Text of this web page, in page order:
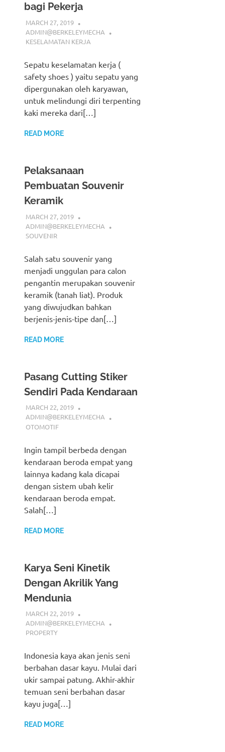
bagi Pekerja
MARCH 27, 2019
ADMIN@BERKELEYMECHA
KESELAMATAN KERJA
Sepatu keselamatan kerja (
safety shoes ) yaitu sepatu yang
dipergunakan oleh karyawan,
untuk melindungi diri terpenting
kaki mereka dari[…]
READ MORE
Pelaksanaan
Pembuatan Souvenir
Keramik
MARCH 27, 2019
ADMIN@BERKELEYMECHA
SOUVENIR
Salah satu souvenir yang
menjadi unggulan para calon
pengantin merupakan souvenir
keramik (tanah liat). Produk
yang diwujudkan bahkan
berjenis-jenis-tipe dan[…]
READ MORE
Pasang Cutting Stiker
Sendiri Pada Kendaraan
MARCH 22, 2019
ADMIN@BERKELEYMECHA
OTOMOTIF
Ingin tampil berbeda dengan
kendaraan beroda empat yang
lainnya kadang kala dicapai
dengan sistem ubah kelir
kendaraan beroda empat.
Salah[…]
READ MORE
Karya Seni Kinetik
Dengan Akrilik Yang
Mendunia
MARCH 22, 2019
ADMIN@BERKELEYMECHA
PROPERTY
Indonesia kaya akan jenis seni
berbahan dasar kayu. Mulai dari
ukir sampai patung. Akhir-akhir
temuan seni berbahan dasar
kayu juga[…]
READ MORE